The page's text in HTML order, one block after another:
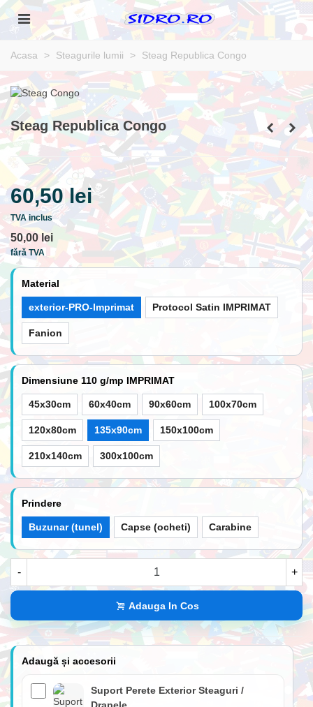
Acasa > Steagurile lumii > Steag Republica Congo
Steag Republica Congo
60,50 lei
TVA inclus
50,00 lei
fără TVA
Material
exterior-PRO-Imprimat Protocol Satin IMPRIMAT
Fanion
Dimensiune 110 g/mp IMPRIMAT
45x30cm 60x40cm 90x60cm 100x70cm
120x80cm 135x90cm 150x100cm
210x140cm 300x100cm
Prindere
Buzunar (tunel) Capse (ocheti) Carabine
- +
Adauga In Cos
Adaugă și accesorii
Suport Perete Exterior Steaguri /